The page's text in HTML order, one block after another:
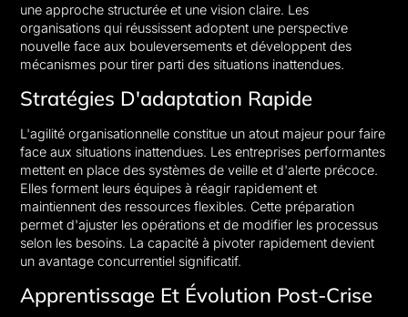
une approche structurée et une vision claire. Les
organisations qui réussissent adoptent une perspective
nouvelle face aux bouleversements et développent des
mécanismes pour tirer parti des situations inattendues.
Stratégies D'adaptation Rapide
L'agilité organisationnelle constitue un atout majeur pour faire
face aux situations inattendues. Les entreprises performantes
mettent en place des systèmes de veille et d'alerte précoce.
Elles forment leurs équipes à réagir rapidement et
maintiennent des ressources flexibles. Cette préparation
permet d'ajuster les opérations et de modifier les processus
selon les besoins. La capacité à pivoter rapidement devient
un avantage concurrentiel significatif.
Apprentissage Et Évolution Post-Crise